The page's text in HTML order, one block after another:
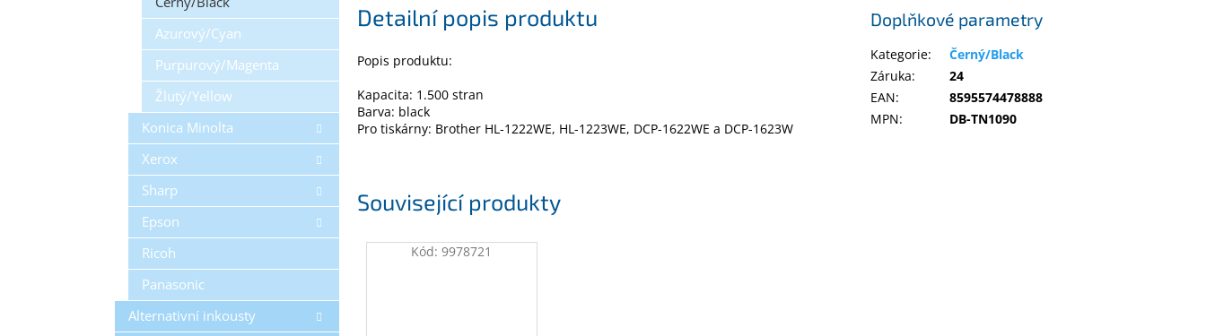
Azurový/Cyan
Purpurový/Magenta
Žlutý/Yellow
Konica Minolta
Xerox
Sharp
Epson
Ricoh
Panasonic
Alternativní inkousty
Související produkty
Kód:9978721
Detailní popis produktu
Popis produktu:
Kapacita: 1.500 stran
Barva: black
Pro tiskárny: Brother HL-1222WE, HL-1223WE, DCP-1622WE a DCP-1623W
Doplňkové parametry
Kategorie:
Černý/Black
Záruka:
24
EAN:
8595574478888
MPN: DB-TN1090